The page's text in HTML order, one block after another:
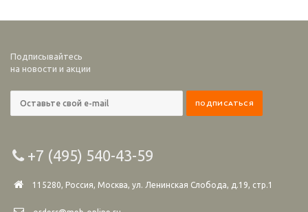
Подписывайтесь
на новости и акции
+7 (495) 540-43-59
115280, Россия, Москва, ул. Ленинская Слобода, д.19, стр.1